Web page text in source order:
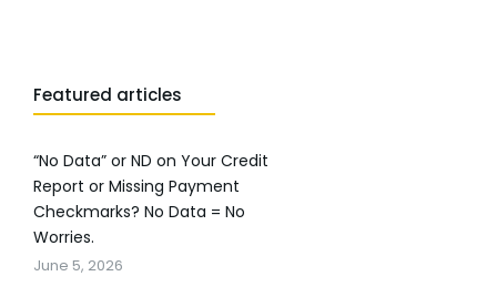
Featured articles
“No Data” or ND on Your Credit
Report or Missing Payment
Checkmarks? No Data = No
Worries.
June 5, 2026